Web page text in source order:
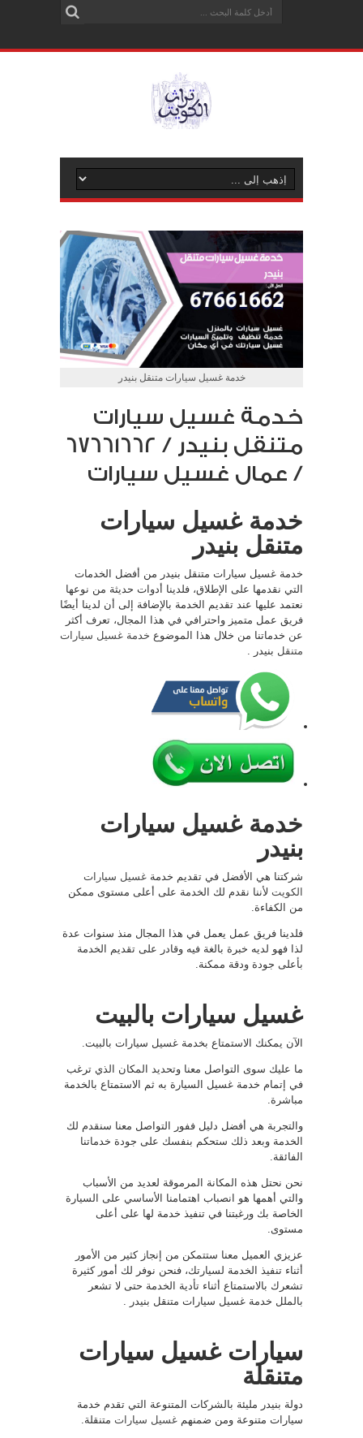
خدمة غسيل سيارات متنقل بنيدر
خدمة غسيل سيارات
متنقل بنيدر / 67661662
/ عمال غسيل سيارات
خدمة غسيل سيارات
متنقل بنيدر
خدمة غسيل سيارات متنقل بنيدر من أفضل الخدمات
التي نقدمها على الإطلاق، فلدينا أدوات حديثة من نوعها
نعتمد عليها عند تقديم الخدمة بالإضافة إلى أن لدينا أيضًا
فريق عمل متميز واحترافي في هذا المجال، تعرف أكثر
عن خدماتنا من خلال هذا الموضوع خدمة غسيل سيارات
متنقل بنيدر .
خدمة غسيل سيارات
بنيدر
شركتنا هي الأفضل في تقديم خدمة غسيل سيارات
الكويت لأننا نقدم لك الخدمة على أعلى مستوى ممكن
من الكفاءة.
فلدينا فريق عمل يعمل في هذا المجال منذ سنوات عدة
لذا فهو لديه خبرة بالغة فيه وقادر على تقديم الخدمة
بأعلى جودة ودقة ممكنة.
غسيل سيارات بالبيت
الآن يمكنك الاستمتاع بخدمة غسيل سيارات بالبيت.
ما عليك سوى التواصل معنا وتحديد المكان الذي ترغب
في إتمام خدمة غسيل السيارة به ثم الاستمتاع بالخدمة
مباشرة.
والتجربة هي أفضل دليل ففور التواصل معنا سنقدم لك
الخدمة وبعد ذلك ستحكم بنفسك على جودة خدماتنا
الفائقة.
نحن نحتل هذه المكانة المرموقة لعديد من الأسباب
والتي أهمها هو انصباب اهتمامنا الأساسي على السيارة
الخاصة بك ورغبتنا في تنفيذ خدمة لها على أعلى
مستوى.
عزيزي العميل معنا ستتمكن من إنجاز كثير من الأمور
أثناء تنفيذ الخدمة لسيارتك، فنحن نوفر لك أمور كثيرة
تشعرك بالاستمتاع أثناء تأدية الخدمة حتى لا تشعر
بالملل خدمة غسيل سيارات متنقل بنيدر .
سيارات غسيل سيارات
متنقلة
دولة بنيدر مليئة بالشركات المتنوعة التي تقدم خدمة
سيارات متنوعة ومن ضمنهم غسيل سيارات متنقلة.